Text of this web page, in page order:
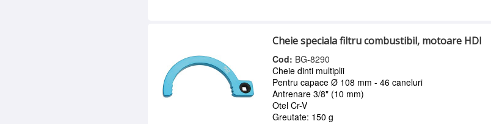
Cheie speciala filtru combustibil, motoare HDI
Cod: BG-8290
Cheie dinti multiplii
Pentru capace Ø 108 mm - 46 caneluri
Antrenare 3/8" (10 mm)
Otel Cr-V
Greutate: 150 g